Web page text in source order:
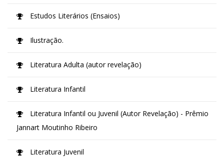
Estudos Literários (Ensaios)
Ilustração.
Literatura Adulta (autor revelação)
Literatura Infantil
Literatura Infantil ou Juvenil (Autor Revelação) - Prêmio
Jannart Moutinho Ribeiro
Literatura Juvenil